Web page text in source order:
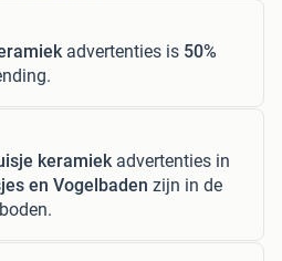
advertenties is 50%
keramiekadvertenties in
en Vogelbaden zijn in de